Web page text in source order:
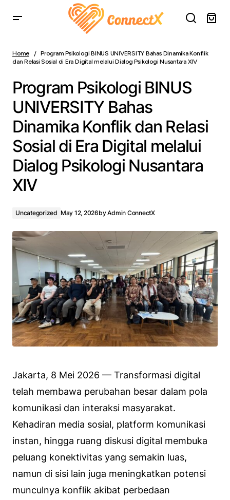
Konflik dan Relasi Sosial di Era Digital melalui Dialog
Psikologi Nusantara XIV
Home
Program Psikologi BINUS UNIVERSITY Bahas Dinamika Konflik
dan Relasi Sosial di Era Digital melalui Dialog Psikologi Nusantara XIV
Program Psikologi BINUS
UNIVERSITY Bahas
Dinamika Konflik dan Relasi
Sosial di Era Digital melalui
Dialog Psikologi Nusantara
XIV
Uncategorized May 12, 2026byAdmin ConnectX
Jakarta, 8 Mei 2026 — Transformasi digital
telah membawa perubahan besar dalam pola
komunikasi dan interaksi masyarakat.
Kehadiran media sosial, platform komunikasi
instan, hingga ruang diskusi digital membuka
peluang konektivitas yang semakin luas,
namun di sisi lain juga meningkatkan potensi
munculnya konflik akibat perbedaan